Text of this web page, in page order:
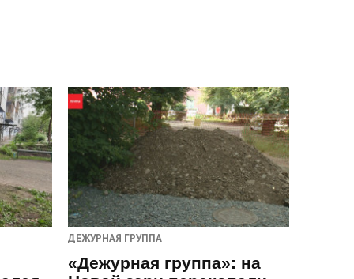
ДЕЖУРНАЯ ГРУППА
«Дежурная группа»: на